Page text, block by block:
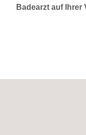
Badearzt auf